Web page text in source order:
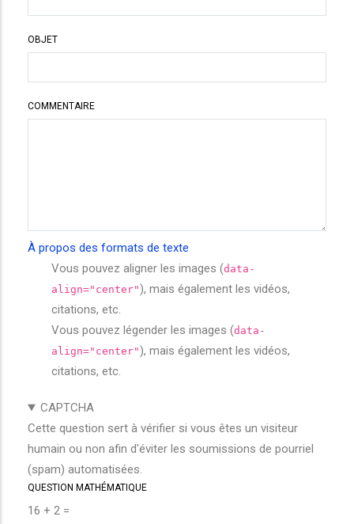
OBJET
COMMENTAIRE
À propos des formats de texte
Vous pouvez aligner les images (data-
align="center"), mais également les vidéos,
citations, etc.
Vous pouvez légender les images (data-
align="center"), mais également les vidéos,
citations, etc.
CAPTCHA
Cette question sert à vérifier si vous êtes un visiteur
humain ou non afin d'éviter les soumissions de pourriel
(spam) automatisées.
QUESTION MATHÉMATIQUE
16 + 2 =